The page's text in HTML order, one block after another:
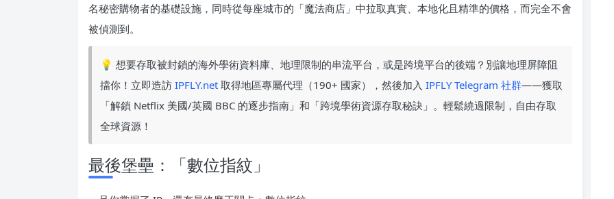
名秘密購物者的基礎設施，同時從每座城市的「魔法商店」中拉取真實、本地化且精準的價格，而完全不會
被偵測到。
💡 想要存取被封鎖的海外學術資料庫、地理限制的串流平台，或是跨境平台的後端？別讓地理屏障阻
擋你！立即造訪 IPFLY.net 取得地區專屬代理（190+ 國家），然後加入 IPFLY Telegram 社群——獲取
「解鎖 Netflix 美國/英國 BBC 的逐步指南」和「跨境學術資源存取秘訣」。輕鬆繞過限制，自由存取
全球資源！
最後堡壘：「數位指紋」